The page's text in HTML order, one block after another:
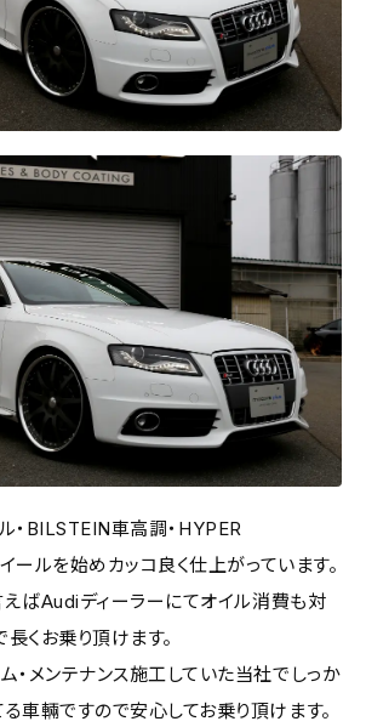
BILSTEIN車高調・HYPER
ールを始めカッコ良く仕上がっています。
えばAudiディーラーにてオイル消費も対
くお乗り頂けます。
・メンテナンス施工していた当社でしっか
車輛ですので安心してお乗り頂けます。